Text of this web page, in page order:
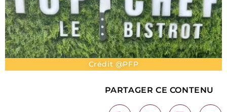
Crédit @PFP
PARTAGER CE CONTENU